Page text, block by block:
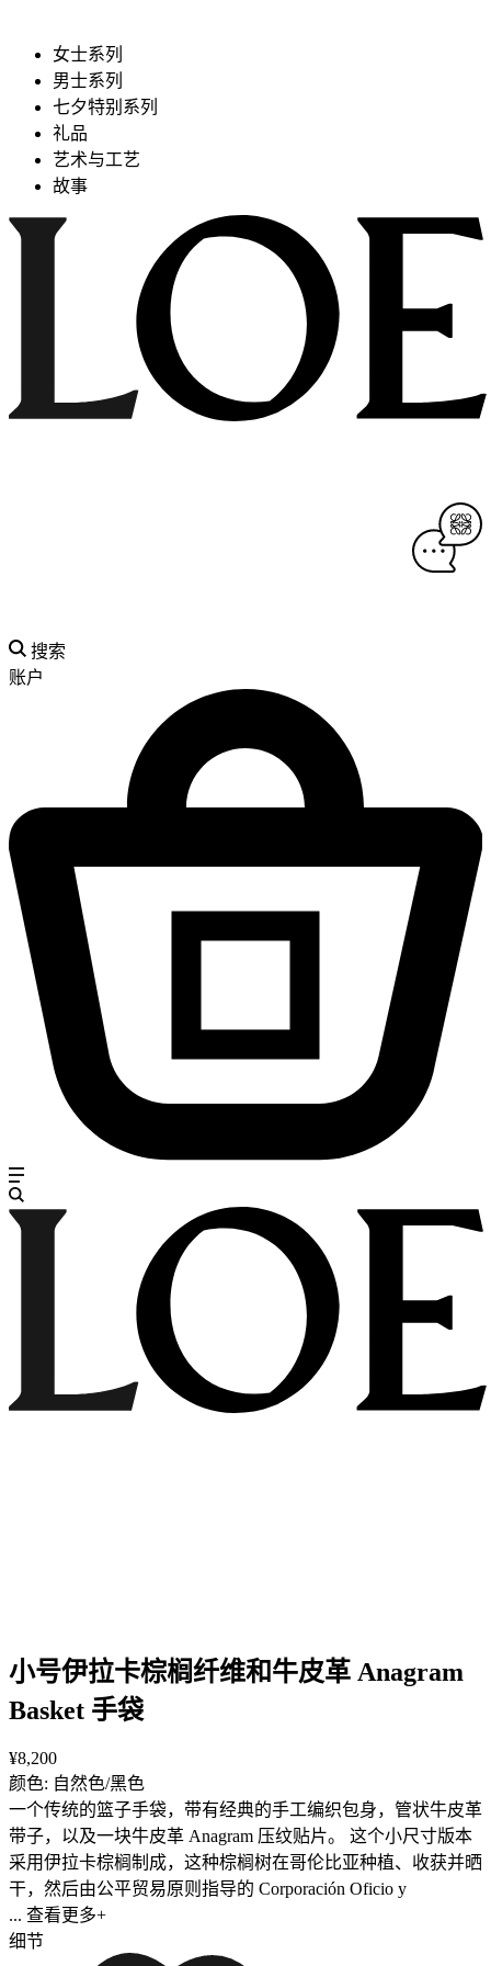
女士系列
男士系列
七夕特别系列
礼品
艺术与工艺
故事
搜索
账户
小号伊拉卡棕榈纤维和牛皮革 Anagram
Basket 手袋
¥8,200
颜色: 自然色/黑色
一个传统的篮子手袋，带有经典的手工编织包身，管状牛皮革
带子，以及一块牛皮革 Anagram 压纹贴片。 这个小尺寸版本
采用伊拉卡棕榈制成，这种棕榈树在哥伦比亚种植、收获并晒
干，然后由公平贸易原则指导的 Corporación Oficio y
... 查看更多+
细节